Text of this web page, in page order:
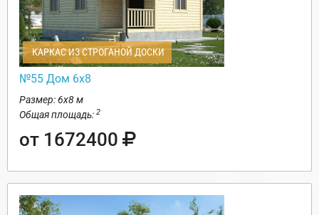
КАРКАС ИЗ СТРОГАНОЙ ДОСКИ
№55 Дом 6х8
Размер: 6х8 м
Общая площадь: 2
от 1672400